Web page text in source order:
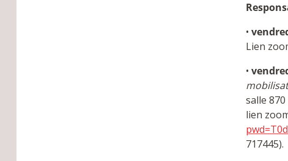
•
Lien
•
salle 870
lien
717445).